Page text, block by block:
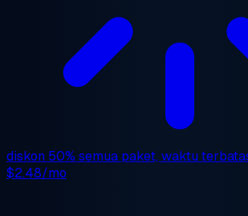
diskon 50% semua paket, waktu
$2.48/mo